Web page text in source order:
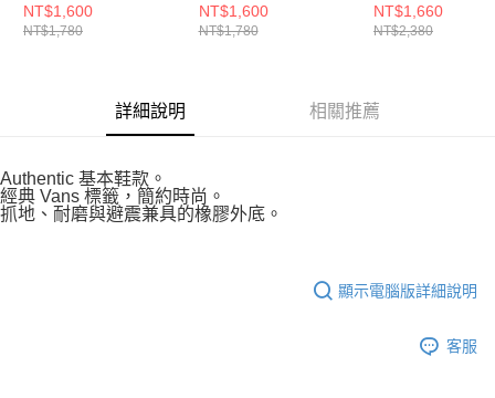
NT$1,600
NT$1,780
VN000EE3W00
NT$1,600
NT$1,780
VN000D5KYKD
NT$1,660
NT$2,380
詳細說明 相關推薦
Authentic 基本鞋款。
經典 Vans 標籤，簡約時尚。
抓地、耐磨與避震兼具的橡膠外底。
顯示電腦版詳細說明
客服